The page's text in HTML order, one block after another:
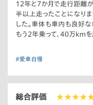
12年と7か月で走行距離
半以上走ったことになりま
した。車体も車内も良好
もう2年乗って、40万kmを
#愛車自慢
総合評価